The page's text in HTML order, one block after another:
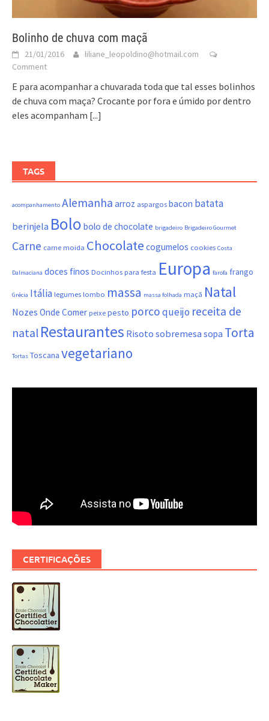
Bolinho de chuva com maçã
21/01/2016
liliane_leopoldino@hotmail.com
Comment
E para acompanhar a chuvarada toda que tal esses bolinhos
de chuva com maça? Crocante por fora e úmido por dentro
eles acompanham [...]
TAGS
acompanhamento Alemanha arroz aspargos bacon batata
berinjela Bolo bolo de chocolate brigadeiro Brigadeiro Gourmet
Carne carne moida Chocolate cogumelos cookies Costa
Dalmaciana doces finos Docinhos para festa Europa farofa frango
Grécia Itália legumes lombo massa massa folhada maçã Natal
Nozes Onde Comer peixe pesto porcoqueijo receita de
natal Restaurantes Risoto sobremesa sopa Torta
Tortas Toscana vegetariano
CERTIFICAÇÕES